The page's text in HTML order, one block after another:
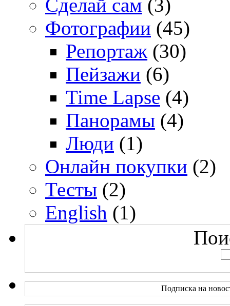
Сделай сам (3)
Фотографии (45)
Репортаж (30)
Пейзажи (6)
Time Lapse (4)
Панорамы (4)
Люди (1)
Онлайн покупки (2)
Тесты (2)
English (1)
Подписка на